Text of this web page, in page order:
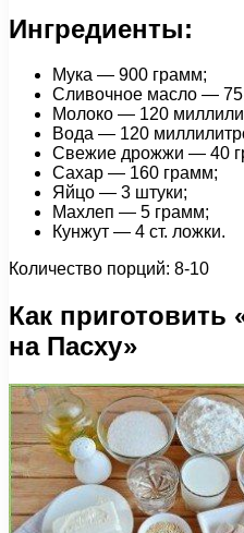
Ингредиенты:
Мука — 900 грамм;
Сливочное масло — 75
Молоко — 120
Вода — 120
Свежие дрожжи — 40
Сахар — 160 грамм;
Яйцо — 3 штуки;
Махлеп — 5 грамм;
Кунжут — 4 ст. ложки.
Количество порций: 8-10
Как приготовить
на Пасху»